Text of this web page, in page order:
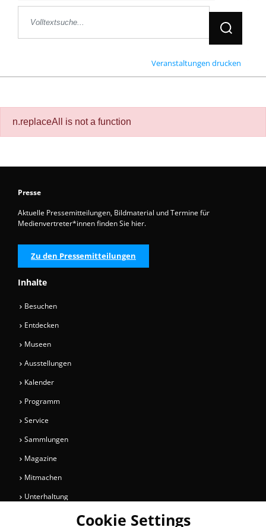
Jetzt
Veranstaltungen drucken
n.replaceAll is not a function
Presse
Aktuelle Pressemitteilungen, Bildmaterial und Termine für
Medienvertreter*innen finden Sie hier.
Zu den Pressemitteilungen
Inhalte
Besuchen
Entdecken
Museen
Ausstellungen
Kalender
Programm
Service
Sammlungen
Magazine
Mitmachen
Unterhaltung
Cookie Settings